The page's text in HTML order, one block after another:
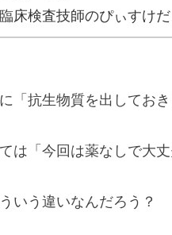
臨床検査技師のぴぃすけだ
「抗生物質を出してお
は「今回は薬なしで大
いう違いなんだろう？